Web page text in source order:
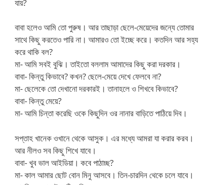
যায়?
বাবা হলেও আমি তো পুরুষ। আর তাছাড়া ছেলে-মেয়েদের জন্যে তোমার
সাথে কিছু করতেও পারি না। আমারও তো ইচ্ছে করে। কতদিন আর সহ্য
করে থাকি বল?
মা- আমি সবই বুঝি। তাইতো বললাম আমাদের কিছু করা দরকার।
বাবা- কিন্তু কিভাবে? কখন? ছেলে-মেয়ে দেখে ফেলবে না?
মা- ছেলেকে তো দেখানো দরকারই। তানাহলে ও শিখবে কিভাবে?
বাবা- কিন্তু মেয়ে?
মা- আমি চিন্তা করেছি ওকে কিছুদিন ওর নানার বাড়িতে পাঠিয়ে দিব।
সপ্তাহ খানেক ওখানে থেকে আসুক। এর মধ্যে আমরা যা করার করব।
আর নীলও সব কিছু শিখে যাবে।
বাবা- খুব ভাল আইডিয়া। কবে পাঠাচ্ছ?
মা- কাল আমার ছোট বোন মিনু আসবে। তিন-চারদিন থেকে চলে যাবে।